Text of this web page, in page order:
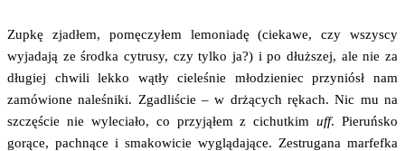
Zup­kę zja­dłem, pomę­czy­łem lemo­nia­dę (cie­ka­we, czy wszy­scy
wyja­da­ją ze środ­ka cytru­sy, czy tyl­ko ja?) i po dłuż­szej, ale nie za
dłu­giej chwi­li lek­ko wątły cie­le­śnie mło­dzie­niec przy­niósł nam
zamó­wio­ne nale­śni­ki. Zga­dli­ście – w drżą­cych rękach. Nic mu na
szczę­ście nie wyle­cia­ło, co przy­ją­łem z cichut­kimuff. Pie­ruń­sko
gorą­ce, pach­ną­ce i sma­ko­wi­cie wyglą­da­ją­ce. Zestru­ga­na mar­fef­ka